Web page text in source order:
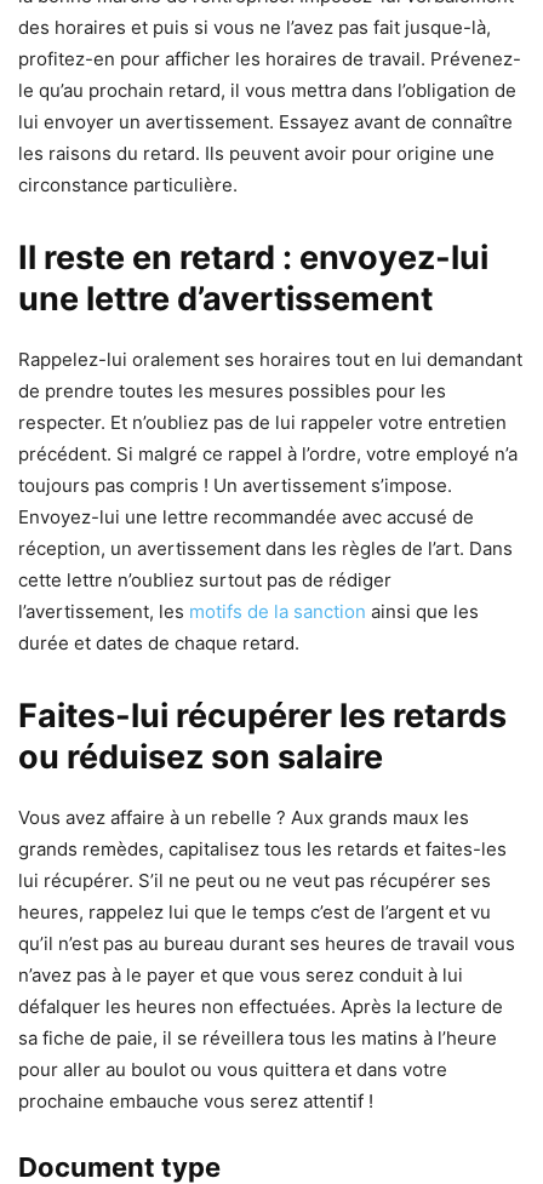
des horaires et puis si vous ne l’avez pas fait jusque-là,
profitez-en pour afficher les horaires de travail. Prévenez-
le qu’au prochain retard, il vous mettra dans l’obligation de
lui envoyer un avertissement. Essayez avant de connaître
les raisons du retard. Ils peuvent avoir pour origine une
circonstance particulière.
Il reste en retard : envoyez-lui
une lettre d’avertissement
Rappelez-lui oralement ses horaires tout en lui demandant
de prendre toutes les mesures possibles pour les
respecter. Et n’oubliez pas de lui rappeler votre entretien
précédent. Si malgré ce rappel à l’ordre, votre employé n’a
toujours pas compris ! Un avertissement s’impose.
Envoyez-lui une lettre recommandée avec accusé de
réception, un avertissement dans les règles de l’art. Dans
cette lettre n’oubliez surtout pas de rédiger
l’avertissement, les motifs de la sanction ainsi que les
durée et dates de chaque retard.
Faites-lui récupérer les retards
ou réduisez son salaire
Vous avez affaire à un rebelle ? Aux grands maux les
grands remèdes, capitalisez tous les retards et faites-les
lui récupérer. S’il ne peut ou ne veut pas récupérer ses
heures, rappelez lui que le temps c’est de l’argent et vu
qu’il n’est pas au bureau durant ses heures de travail vous
n’avez pas à le payer et que vous serez conduit à lui
défalquer les heures non effectuées. Après la lecture de
sa fiche de paie, il se réveillera tous les matins à l’heure
pour aller au boulot ou vous quittera et dans votre
prochaine embauche vous serez attentif !
Document type